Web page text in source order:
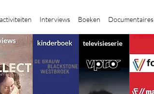
activiteiten Interviews Boeken Documentaires
televisieserie